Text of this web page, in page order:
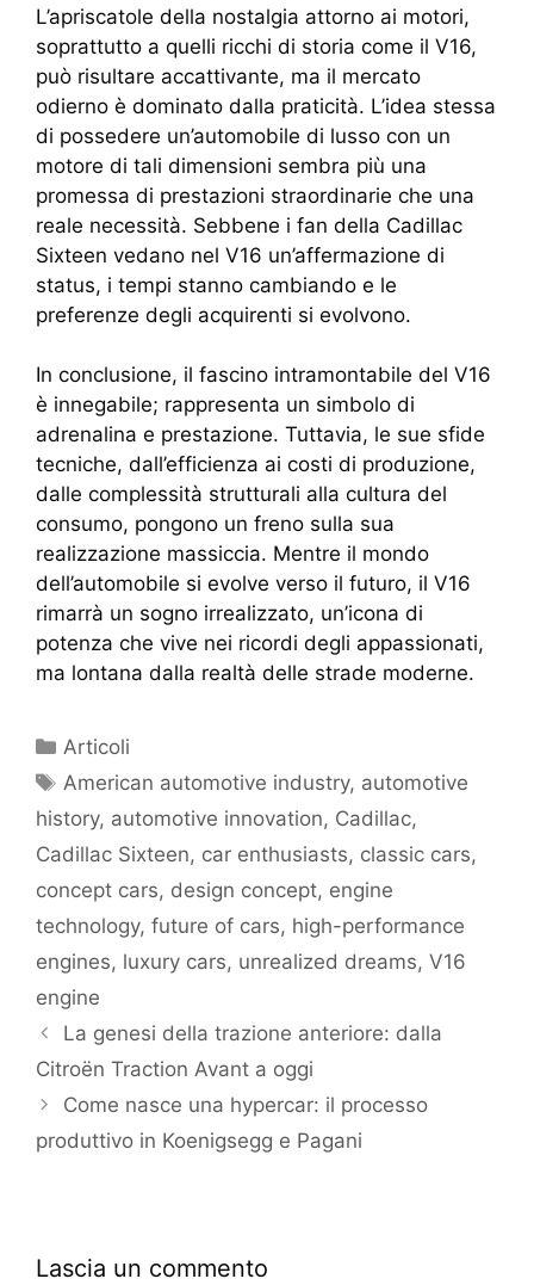
L’apriscatole della nostalgia attorno ai motori,
soprattutto a quelli ricchi di storia come il V16,
può risultare accattivante, ma il mercato
odierno è dominato dalla praticità. L’idea stessa
di possedere un’automobile di lusso con un
motore di tali dimensioni sembra più una
promessa di prestazioni straordinarie che una
reale necessità. Sebbene i fan della Cadillac
Sixteen vedano nel V16 un’affermazione di
status, i tempi stanno cambiando e le
preferenze degli acquirenti si evolvono.
In conclusione, il fascino intramontabile del V16
è innegabile; rappresenta un simbolo di
adrenalina e prestazione. Tuttavia, le sue sfide
tecniche, dall’efficienza ai costi di produzione,
dalle complessità strutturali alla cultura del
consumo, pongono un freno sulla sua
realizzazione massiccia. Mentre il mondo
dell’automobile si evolve verso il futuro, il V16
rimarrà un sogno irrealizzato, un’icona di
potenza che vive nei ricordi degli appassionati,
ma lontana dalla realtà delle strade moderne.
Articoli
American automotive industry, automotive
history, automotive innovation, Cadillac,
Cadillac Sixteen, car enthusiasts, classic cars,
concept cars, design concept, engine
technology, future of cars, high-performance
engines, luxury cars, unrealized dreams, V16
engine
La genesi della trazione anteriore: dalla
Citroën Traction Avant a oggi
Come nasce una hypercar: il processo
produttivo in Koenigsegg e Pagani
Lascia un commento